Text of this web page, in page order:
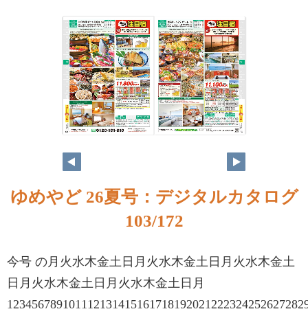
ゆめやど 26夏号：デジタルカタログ
103/172
今号 の月火水木金土日月火水木金土日月火水木金土
日月火水木金土日月火水木金土日月